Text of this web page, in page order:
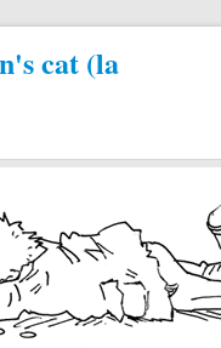
cat (la